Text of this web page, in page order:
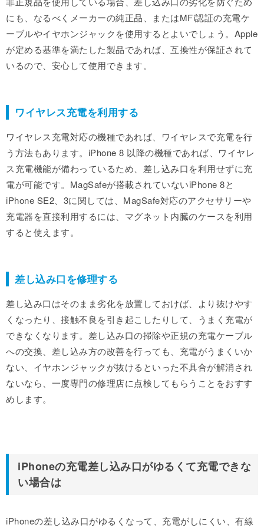
にも、なるべくメーカーの純正品、またはMFi認証の充電ケ
ーブルやイヤホンジャックを使用するとよいでしょう。Apple
が定める基準を満たした製品であれば、互換性が保証されて
いるので、安心して使用できます。
ワイヤレス充電を利用する
ワイヤレス充電対応の機種であれば、ワイヤレスで充電を行
う方法もあります。iPhone 8 以降の機種であれば、ワイヤレ
ス充電機能が備わっているため、差し込み口を利用せずに充
電が可能です。MagSafeが搭載されていないiPhone 8と
iPhone SE2、3に関しては、MagSafe対応のアクセサリーや
充電器を直接利用するには、マグネット内臓のケースを利用
すると使えます。
差し込み口を修理する
差し込み口はそのまま劣化を放置しておけば、より抜けやす
くなったり、接触不良を引き起こしたりして、うまく充電が
できなくなります。差し込み口の掃除や正規の充電ケーブル
への交換、差し込み方の改善を行っても、充電がうまくいか
ない、イヤホンジャックが抜けるといった不具合が解消され
ないなら、一度専門の修理店に点検してもらうことをおすす
めします。
iPhoneの充電差し込み口がゆるくて充電できな
い場合は
iPhoneの差し込み口がゆるくなって、充電がしにくい、有線